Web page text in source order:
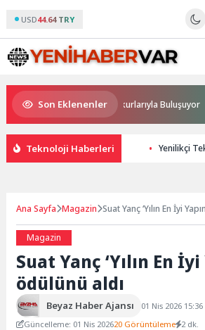
USD44.64 TRY
Son Eklenenler
Sönmez TESAK’ta Okurlarıyla Buluşuyor
Teknoloji Haberleri Yenilikçi
Ana Sayfa Magazin Suat Yanç ‘Yılın En İyi
Magazin
Suat Yanç ‘Yılın En İyi
ödülünü aldı
Beyaz Haber Ajansı
01 Nis 2026 15:36
Güncelleme: 01 Nis 202620 Görüntüleme 2 dk.